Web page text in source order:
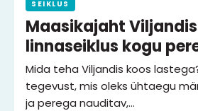
SEIKLUS
Maasikajaht
linnaseiklus kogu
Mida teha Viljandis koos
tegevust, mis oleks ühtaegu
ja perega nauditav,…